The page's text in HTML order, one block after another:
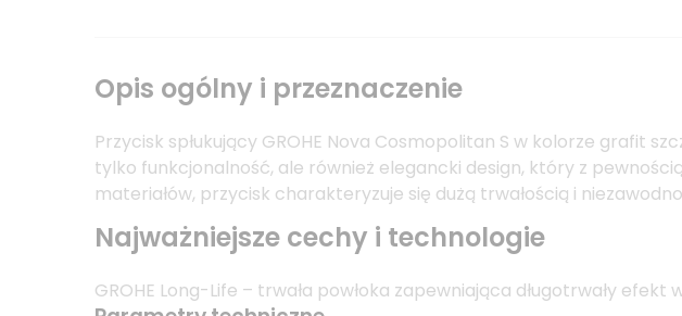
Opis ogólny i przeznaczenie
Przycisk spłukujący GROHE Nova Cosmopolitan S w kolorze grafit
tylko funkcjonalność, ale również elegancki design, który z
materiałów, przycisk charakteryzuje się dużą trwałością i
Najważniejsze cechy i technologie
GROHE Long-Life – trwała powłoka zapewniająca długotrwały efekt